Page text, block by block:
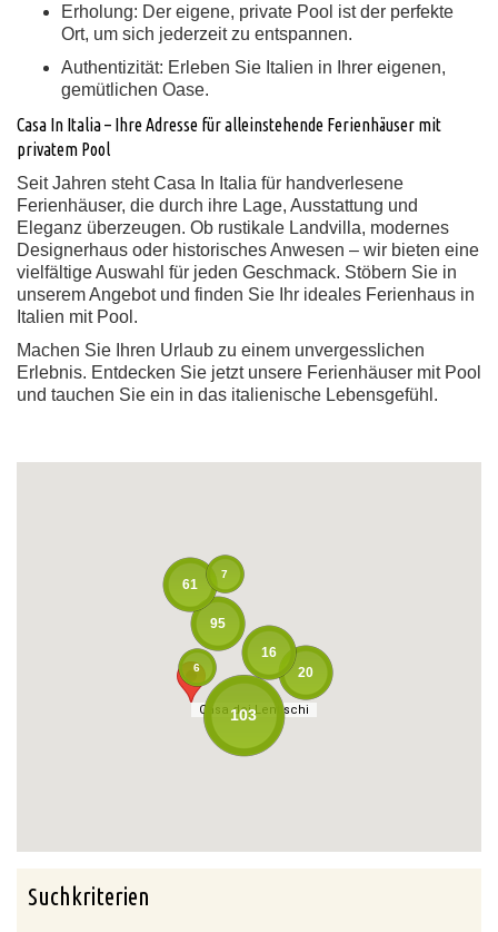
Erholung: Der eigene, private Pool ist der perfekte
Ort, um sich jederzeit zu entspannen.
Authentizität: Erleben Sie Italien in Ihrer eigenen,
gemütlichen Oase.
Casa In Italia – Ihre Adresse für alleinstehende Ferienhäuser mit
privatem Pool
Seit Jahren steht Casa In Italia für handverlesene
Ferienhäuser, die durch ihre Lage, Ausstattung und
Eleganz überzeugen. Ob rustikale Landvilla, modernes
Designerhaus oder historisches Anwesen – wir bieten eine
vielfältige Auswahl für jeden Geschmack. Stöbern Sie in
unserem Angebot und finden Sie Ihr ideales Ferienhaus in
Italien mit Pool.
Machen Sie Ihren Urlaub zu einem unvergesslichen
Erlebnis. Entdecken Sie jetzt unsere Ferienhäuser mit Pool
und tauchen Sie ein in das italienische Lebensgefühl.
Casa dei Lentischi
20
95
103
16
61
Casa dei Lentischi
6
7
Suchkriterien